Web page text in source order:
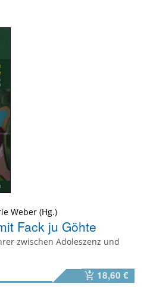
Weber
Fack ju Göhte
zwischen Adoleszenz und
18,60 €